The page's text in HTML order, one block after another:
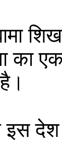
का
इस देश